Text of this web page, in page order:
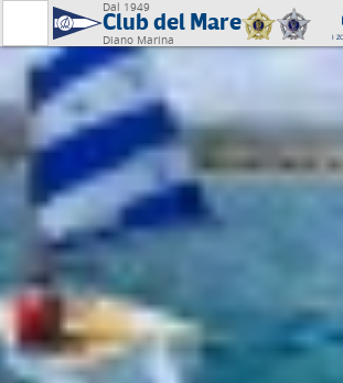
Dal 1949
Club del Mare
Diano Marina I